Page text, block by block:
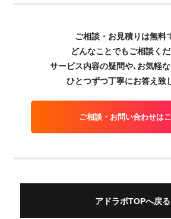
ご相談・お見積りは無料
どんなことでもご相談くだ
サービス内容の疑問や､お気軽
ひとつずつ丁寧にお答え致
ご相談・お問い合わせは
アドラボTOPへ戻る